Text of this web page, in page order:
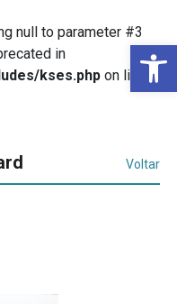
null to parameter #3
in
kses.php on line
Voltar